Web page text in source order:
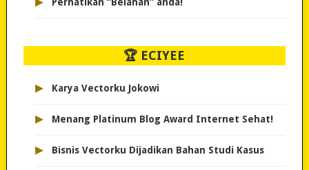
🏆 ECIYEE
▸ Karya Vectorku Jokowi
▸ Menang Platinum Blog Award Internet Sehat!
▸ Bisnis Vectorku Dijadikan Bahan Studi Kasus